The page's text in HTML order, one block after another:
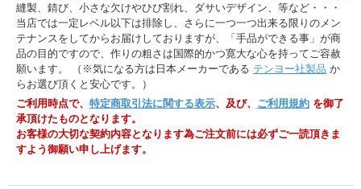
縫製、錆び、小さな欠けやひび割れ、ダサいデザイン、等など・・・
当店では一定レベル以下は排除し、さらに一つ一つ出来る限りのメン
テナンスをしてからお届けしておりますが、「手品ができる事」が商
品の目的ですので、作りの粗さは国際的かつ寛大な心を持ってご容赦
願います。 （※気になる方は日本メーカーである テンヨー社製品 か
らお選び頂くと安心です。）
ご利用時点で、 特定商取引法に関する表示、及び、 ご利用規約 を御了
承頂けたものとなります。
お客様の大切な契約内容となります為ご注文前には必ずご一読頂きま
すよう御願い申し上げます。